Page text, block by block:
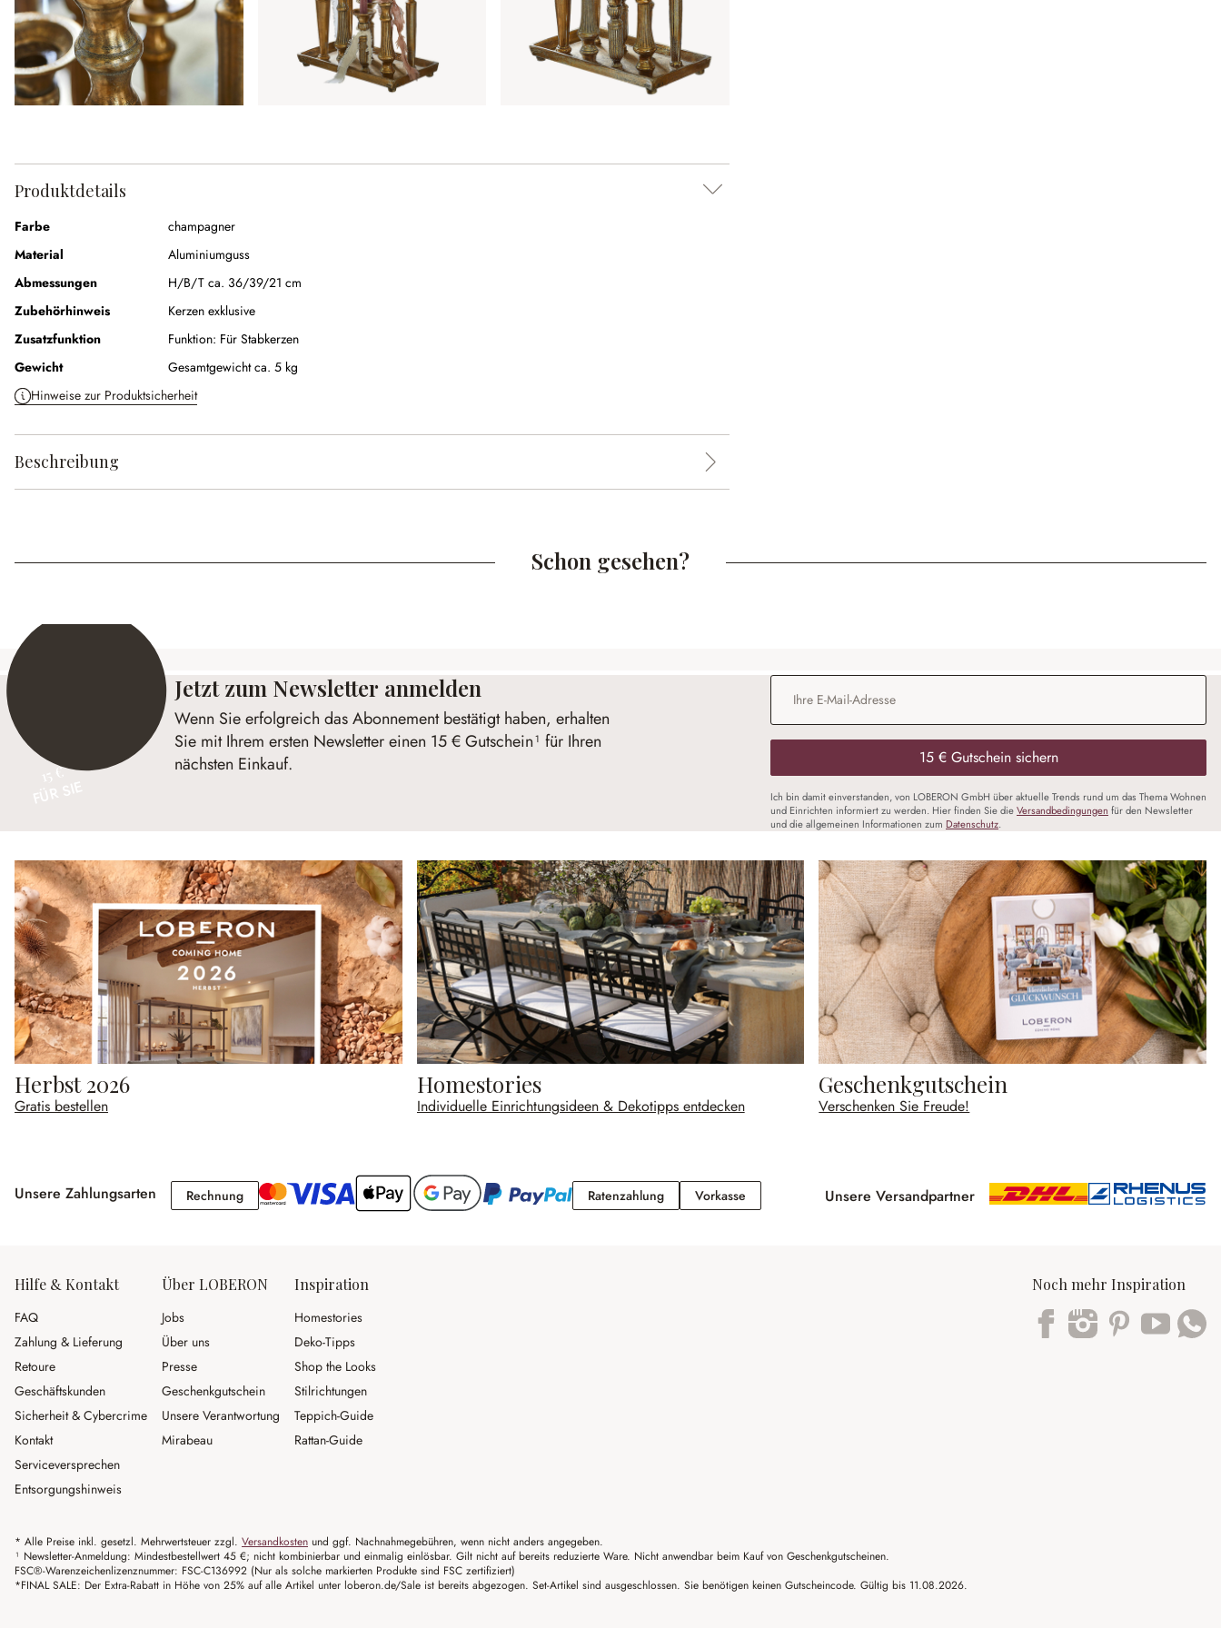
Produktdetails
Farbe
champagner
Material
Aluminiumguss
Abmessungen
H/B/T ca. 36/39/21 cm
Zubehörhinweis
Kerzen exklusive
Zusatzfunktion
Funktion: Für Stabkerzen
Gewicht
Gesamtgewicht ca. 5 kg
Hinweise zur Produktsicherheit
Beschreibung
Schon gesehen?
15 €
Jetzt zum Newsletter anmelden
Wenn Sie erfolgreich das Abonnement bestätigt haben, erhalten
Sie mit Ihrem ersten Newsletter einen 15 € Gutschein¹ für Ihren
nächsten Einkauf.
E-Mail-Adresse
15 € Gutschein sichern
Ich bin damit einverstanden, von LOBERON GmbH über aktuelle Trends rund um das Thema Wohnen
und Einrichten informiert zu werden. Hier finden Sie dieVersandbedingungen für den Newsletter
und die allgemeinen Informationen zum Datenschutz.
Herbst 2026
Gratis bestellen
Homestories
Individuelle Einrichtungsideen & Dekotipps entdecken
Geschenkgutschein
Verschenken Sie Freude!
Unsere Zahlungsarten RechnungRechnung RatenzahlungRatenzahlung
VorkasseVorkasse Unsere Versandpartner
Hilfe & Kontakt
FAQ
Zahlung & Lieferung
Retoure
Geschäftskunden
Sicherheit & Cybercrime
Kontakt
Serviceversprechen
Entsorgungshinweis
Über LOBERON
Jobs
Über uns
Presse
Geschenkgutschein
Unsere Verantwortung
Mirabeau
Inspiration
Homestories
Deko-Tipps
Shop the Looks
Stilrichtungen
Teppich-Guide
Rattan-Guide
Noch mehr Inspiration
* Alle Preise inkl. gesetzl. Mehrwertsteuer zzgl. Versandkosten und ggf. Nachnahmegebühren, wenn nicht anders angegeben.
¹ Newsletter-Anmeldung: Mindestbestellwert 45 €; nicht kombinierbar und einmalig einlösbar. Gilt nicht auf bereits reduzierte Ware. Nicht anwendbar beim Kauf von Geschenkgutscheinen.
FSC®-Warenzeichenlizenznummer: FSC-C136992 (Nur als solche markierten Produkte sind FSC zertifiziert)
*FINAL SALE: Der Extra-Rabatt in Höhe von 25% auf alle Artikel unter loberon.de/Sale ist bereits abgezogen. Set-Artikel sind ausgeschlossen. Sie benötigen keinen Gutscheincode. Gültig bis 11.08.2026.